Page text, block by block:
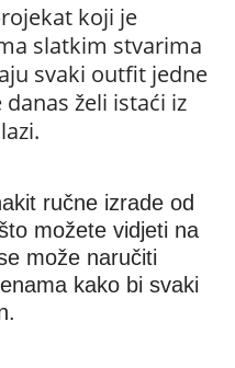
koji je
slatkim stvarima
svaki outfit jedne
želi istaći iz
ručne izrade od
možete vidjeti na
može naručiti
kako bi svaki